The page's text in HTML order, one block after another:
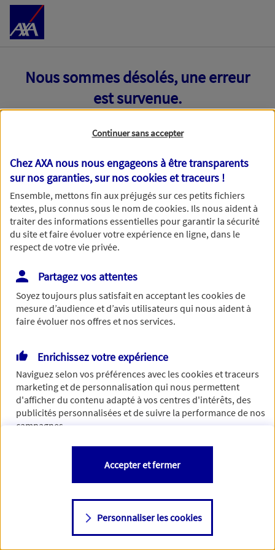
Accéder au Contenu
Nous sommes désolés, une erreur
est survenue.
Toutes nos excuses, une erreur technique nous empêche
de traiter votre demande. N'hésitez pas à rafraichir ce
formulaire dans quelques minutes.
Si besoin, vous pouvez nous joindre via notre page de
contact.
> Nous contacter
Continuer sans accepter
Chez AXA nous nous engageons à être transparents
sur nos garanties, sur noscookies et traceurs !
Ensemble, mettons fin aux préjugés sur ces petits fichiers
textes, plus connus sous le nom decookies. Ils nous aident à
traiter des informations essentielles pour garantir la sécurité
du site et faire évoluer votre expérience en ligne, dans le
respect de votre vie privée.
Partagez vos attentes
Soyez toujours plus satisfait en acceptant lescookiesde
mesure d’audience et d’avis utilisateurs qui nous aident à
faire évoluer nos offres et nos services.
Enrichissez votre expérience
Naviguez selon vos préférences avec lescookies et traceurs
marketing et de personnalisation qui nous permettent
d'afficher du contenu adapté à vos centres d'intérêts, des
publicités personnalisées et de suivre la performance de nos
campagnes.
Vous êtes libre de les accepter, de les refuser comme de
changer d'avis à tout moment en allant sur
Consulter notre politique decookies
Personnaliser les cookies
Accepter et fermer